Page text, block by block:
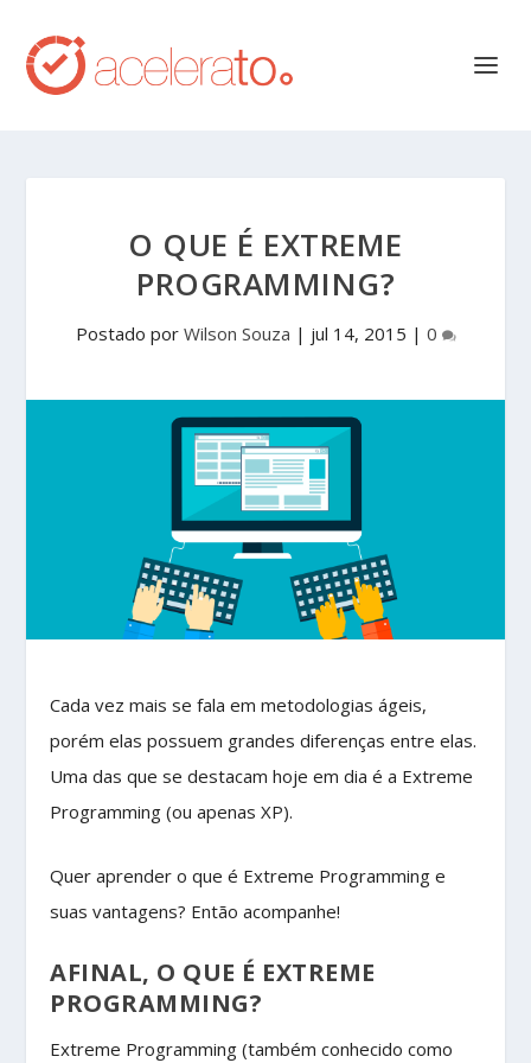
O QUE É EXTREME
PROGRAMMING?
Postado por Wilson Souza | jul 14, 2015 | 0
Cada vez mais se fala em metodologias ágeis,
porém elas possuem grandes diferenças entre elas.
Uma das que se destacam hoje em dia é a Extreme
Programming (ou apenas XP).
Quer aprender o que é Extreme Programming e
suas vantagens? Então acompanhe!
AFINAL, O QUE É EXTREME
PROGRAMMING?
Extreme Programming (também conhecido como